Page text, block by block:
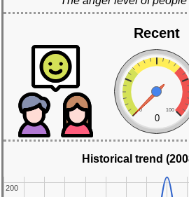
Recent
0 100
0
Historical trend
200
200